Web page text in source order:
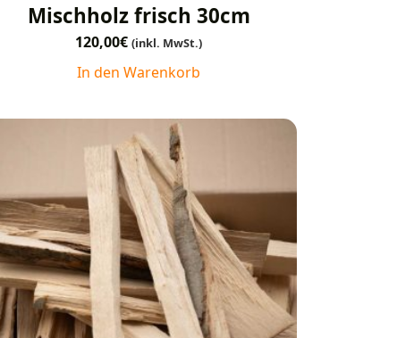
Mischholz frisch 30cm
120,00€ (inkl. MwSt.)
In den Warenkorb